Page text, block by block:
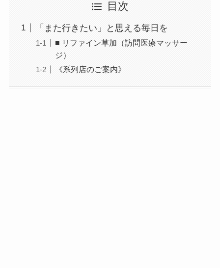
目次
「また行きたい」と思える毎日を
■ リファイン草加（訪問医療マッサー
ジ）
《系列店のご案内》